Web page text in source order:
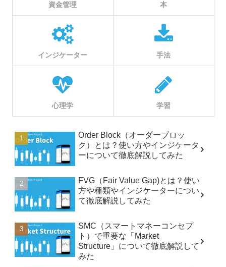
資金管理 本
インジケーター 手法
心理学 学習
Order Block（オーダーブロッ
ク）とは？使い方やインジケータ
ーについて徹底解説してみた
FVG（Fair Value Gap)とは？使い
方や種類やインジケーターについ
て徹底解説してみた
SMC（スマートマネーコンセプ
ト）で重要な「Market
Structure」について徹底解説して
みた